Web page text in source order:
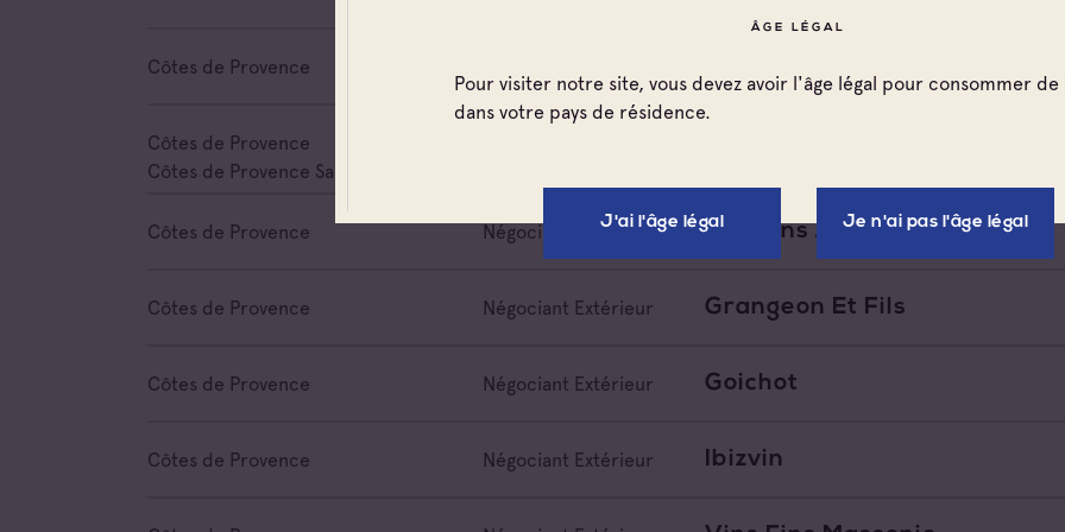
ÂGE LÉGAL
Pour visiter notre site, vous devez avoir l'âge légal pour consommer
dans votre pays de résidence.
J'ai l'âge légal Je n'ai pas l'âge légal
Côtes de Provence
Côtes de Provence
Côtes de Provence Sainte Victoire
Côtes de Provence Négociant Extérieur Les Vins Aujoux
Côtes de Provence Négociant Extérieur Grangeon Et Fils
Côtes de Provence Négociant Extérieur Goichot
Côtes de Provence Négociant Extérieur Ibizvin